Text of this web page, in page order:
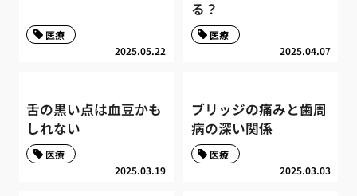
2025.05.22
医療
る？
2025.04.07
医療
舌の黒い点は血豆かも
しれない
2025.03.19
医療
ブリッジの痛みと歯周
病の深い関係
2025.03.03
医療